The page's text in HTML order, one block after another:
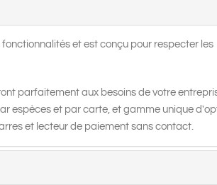
et est conçu pour respecter les
parfaitement aux besoins de votre
espèces et par carte, et gamme unique
et lecteur de paiement sans contact.